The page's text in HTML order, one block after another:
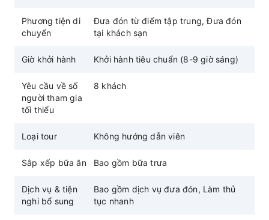
Phương tiện di
chuyển
Đưa đón từ điểm tập trung, Đưa đón
tại khách sạn
Giờ khởi hành Khởi hành tiêu chuẩn (8-9 giờ sáng)
Yêu cầu về số
người tham gia
tối thiểu
8 khách
Loại tour Không hướng dẫn viên
Sắp xếp bữa ăn Bao gồm bữa trưa
Dịch vụ & tiện
nghi bổ sung
Bao gồm dịch vụ đưa đón, Làm thủ
tục nhanh